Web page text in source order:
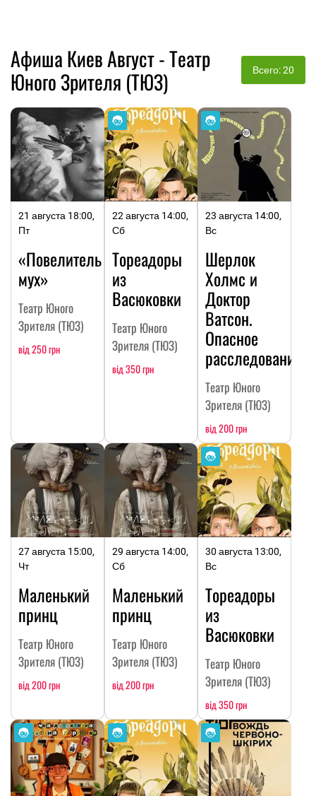
Афиша Киев Август - Театр
Юного Зрителя (ТЮЗ)
Всего: 20
21 августа 18:00,
Пт
«Повелитель
мух»
Театр Юного
Зрителя (ТЮЗ)
від 250 грн
22 августа 14:00,
Сб
Тореадоры
из
Васюковки
Театр Юного
Зрителя (ТЮЗ)
від 350 грн
23 августа 14:00,
Вс
Шерлок
Холмс и
Доктор
Ватсон.
Опасное
расследование
Театр Юного
Зрителя (ТЮЗ)
від 200 грн
27 августа 15:00,
Чт
Маленький
принц
Театр Юного
Зрителя (ТЮЗ)
від 200 грн
29 августа 14:00,
Сб
Маленький
принц
Театр Юного
Зрителя (ТЮЗ)
від 200 грн
30 августа 13:00,
Вс
Тореадоры
из
Васюковки
Театр Юного
Зрителя (ТЮЗ)
від 350 грн